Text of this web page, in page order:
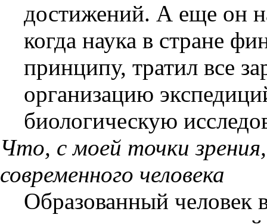
достижений. А еще он
когда наука в стране
принципу, тратил все
организацию
биологическую
Что, с моей точки
современного человека
Образованный человек